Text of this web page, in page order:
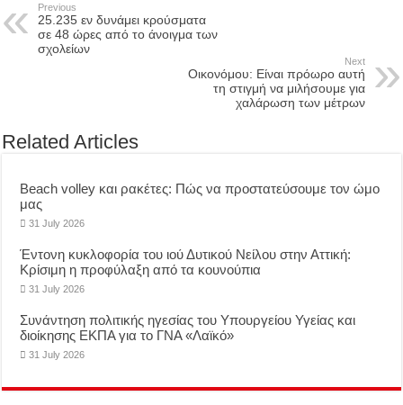
Previous
25.235 εν δυνάμει κρούσματα
σε 48 ώρες από το άνοιγμα των
σχολείων
Next
Οικονόμου: Είναι πρόωρο αυτή
τη στιγμή να μιλήσουμε για
χαλάρωση των μέτρων
Related Articles
Beach volley και ρακέτες: Πώς να προστατεύσουμε τον ώμο
μας
31 July 2026
Έντονη κυκλοφορία του ιού Δυτικού Νείλου στην Αττική:
Κρίσιμη η προφύλαξη από τα κουνούπια
31 July 2026
Συνάντηση πολιτικής ηγεσίας του Υπουργείου Υγείας και
διοίκησης ΕΚΠΑ για το ΓΝΑ «Λαϊκό»
31 July 2026